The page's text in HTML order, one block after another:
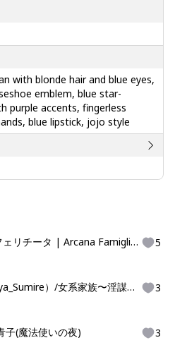
with blonde hair and blue eyes,
emblem, blue star-
purple accents, fingerless
blue lipstick, jojo style
Felicita 菲丽琪塔 フェリチータ | Arcana Famiglia 魔力家族 アルカナ・ファミリア | Illustrious 5
有宮すみれ（Arimiya_Sumire）/女系家族〜淫謀〜（Jokei_Kazoku_Inbo） 3
(魔法使いの夜) 3